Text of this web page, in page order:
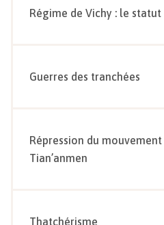
Régime de Vichy : le statut
Guerres des tranchées
Répression du
Tian’anmen
Thatchérisme